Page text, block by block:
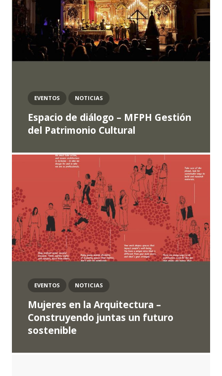
Espacio de diálogo – MFPH Gestión
del Patrimonio Cultural
EVENTOS NOTICIAS
Mujeres en la Arquitectura –
Construyendo juntas un futuro
sostenible
EVENTOS NOTICIAS